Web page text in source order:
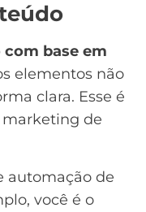
base em
elementos não
clara. Esse é
marketing de
automação de
você é o